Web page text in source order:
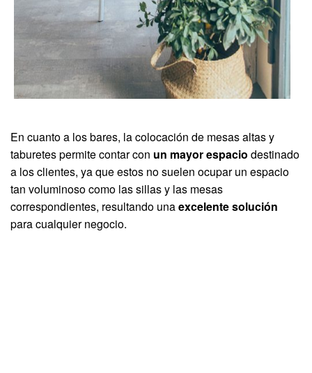
En cuanto a los bares, la colocación de mesas altas y
taburetes permite contar con un mayor espacio destinado
a los clientes, ya que estos no suelen ocupar un espacio
tan voluminoso como las sillas y las mesas
correspondientes, resultando unaexcelente solución
para cualquier negocio.